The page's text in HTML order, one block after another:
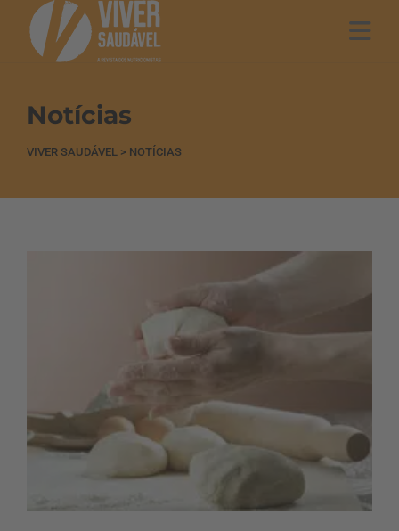
Notícias
VIVER SAUDÁVEL > NOTÍCIAS